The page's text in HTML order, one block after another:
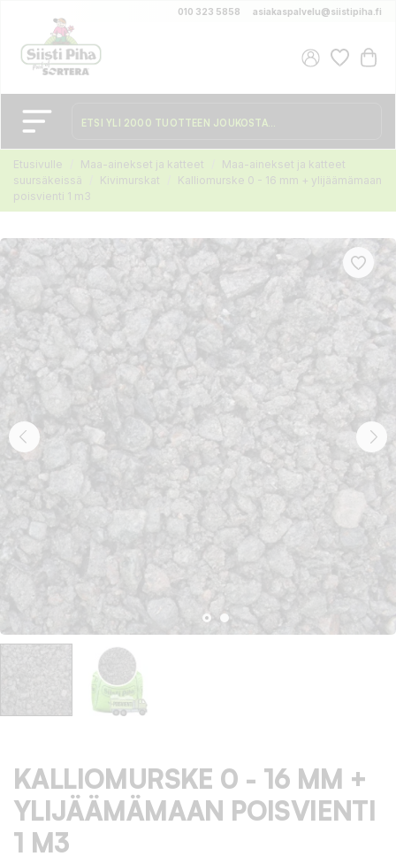
010 323 5858 asiakaspalvelu@siistipiha.fi
Etusivulle Maa-ainekset ja katteet
Maa-ainekset ja katteet
suursäkeissä
Kivimurskat
Kalliomurske 0 - 16 mm + ylijäämämaan
poisvienti 1 m3
KALLIOMURSKE 0 - 16 MM +
YLIJÄÄMÄMAAN POISVIENTI
1 M3